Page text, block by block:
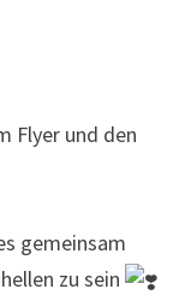
Flyer und den
gemeinsam
zu sein